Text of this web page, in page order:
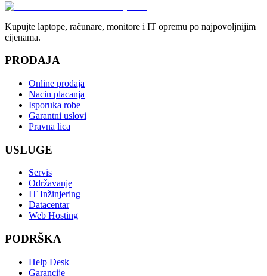
Kupujte laptope, računare, monitore i IT opremu po najpovoljnijim
cijenama.
PRODAJA
Online prodaja
Nacin placanja
Isporuka robe
Garantni uslovi
Pravna lica
USLUGE
Servis
Održavanje
IT Inžinjering
Datacentar
Web Hosting
PODRŠKA
Help Desk
Garancije